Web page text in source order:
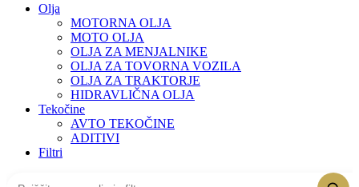
Olja
MOTORNA OLJA
MOTO OLJA
OLJA ZA MENJALNIKE
OLJA ZA TOVORNA VOZILA
OLJA ZA TRAKTORJE
HIDRAVLIČNA OLJA
Tekočine
AVTO TEKOČINE
ADITIVI
Filtri